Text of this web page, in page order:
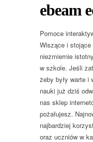
ebeam
Pomoce
Wiszące i
niezmiernie
w szkole. Jeśli
żeby były warte i
nauki już dziś
nas sklep
pożałujesz.
najbardziej
oraz uczniów w